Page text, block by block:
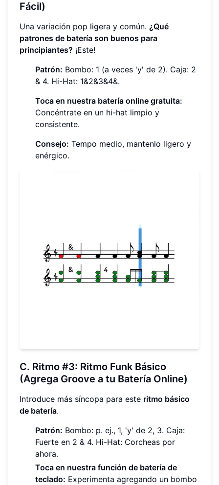
Fácil)
Una variación pop ligera y común. ¿Qué
patrones de batería son buenos para
principiantes? ¡Este!
Patrón: Bombo: 1 (a veces 'y' de 2). Caja: 2
& 4. Hi-Hat: 1&2&3&4&.
Toca en nuestra batería online gratuita:
Concéntrate en un hi-hat limpio y
consistente.
Consejo: Tempo medio, mantenlo ligero y
enérgico.
C. Ritmo #3: Ritmo Funk Básico
(Agrega Groove a tu Batería Online)
Introduce más síncopa para este ritmo básico
de batería.
Patrón: Bombo: p. ej., 1, 'y' de 2, 3. Caja:
Fuerte en 2 & 4. Hi-Hat: Corcheas por
ahora.
Toca en nuestra función de batería de
teclado: Experimenta agregando un bombo